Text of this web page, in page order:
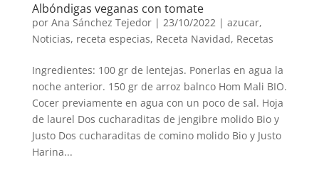
Albóndigas veganas con tomate
por Ana Sánchez Tejedor| 23/10/2022 | azucar,
Noticias, receta especias, Receta Navidad, Recetas
Ingredientes: 100 gr de lentejas. Ponerlas en agua la
noche anterior. 150 gr de arroz balnco Hom Mali BIO.
Cocer previamente en agua con un poco de sal. Hoja
de laurel Dos cucharaditas de jengibre molido Bio y
Justo Dos cucharaditas de comino molido Bio y Justo
Harina...